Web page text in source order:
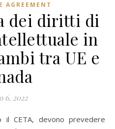
AGREEMENT
dei diritti di
in
tra UE e
6, 2022